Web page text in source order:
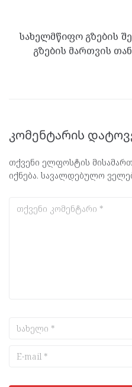
სახელმწიფო გზების
გზების მართვის
კომენტარის
თქვენი ელფოსტის
იქნება. სავალდებულო